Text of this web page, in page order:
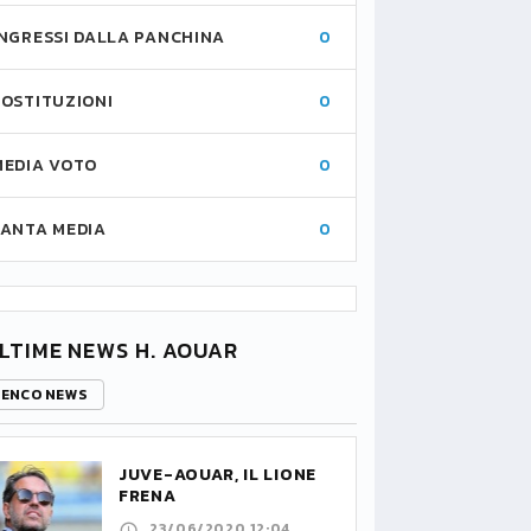
DALLA PANCHINA 0
0
VOTO 0
MEDIA 0
NEWS H. AOUAR
NEWS
JUVE-AOUAR, IL LIONE
FRENA